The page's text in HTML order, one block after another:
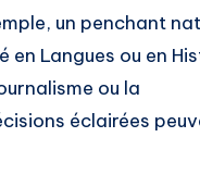
un penchant
Langues ou en
ou la
éclairées